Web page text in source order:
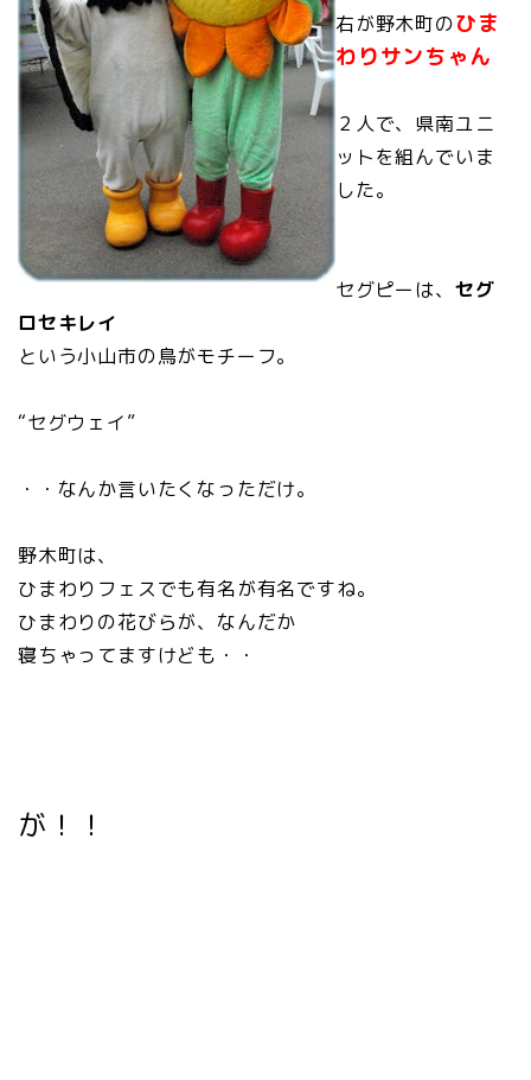
右が野木町のひま
わりサンちゃん
２人で、県南ユニ
ットを組んでいま
した。
セグピーは、 セグ
ロセキレイ
という小山市の鳥がモチーフ。
“セグウェイ”
・・なんか言いたくなっただけ。
野木町は、
ひまわりフェスでも有名が有名ですね。
ひまわりの花びらが、なんだか
寝ちゃってますけども・・
が！！